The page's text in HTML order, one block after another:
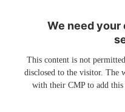
We need your
This content is not
disclosed to the visitor. The
with their CMP to add